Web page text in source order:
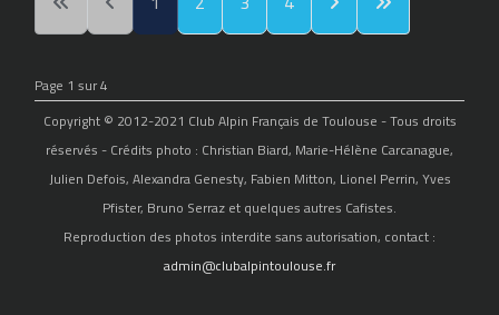
Page 1 sur 4
Copyright © 2012-2021 Club Alpin Français de Toulouse - Tous droits
réservés - Crédits photo : Christian Biard, Marie-Hélène Carcanague,
Julien Defois, Alexandra Genesty, Fabien Mitton, Lionel Perrin, Yves
Pfister, Bruno Serraz et quelques autres Cafistes.
Reproduction des photos interdite sans autorisation, contact :
admin@clubalpintoulouse.fr